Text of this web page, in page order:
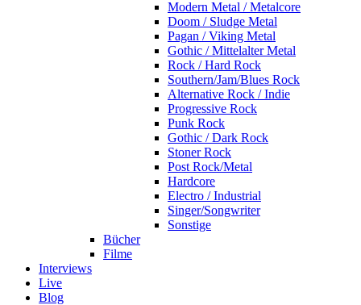
Modern Metal / Metalcore
Doom / Sludge Metal
Pagan / Viking Metal
Gothic / Mittelalter Metal
Rock / Hard Rock
Southern/Jam/Blues Rock
Alternative Rock / Indie
Progressive Rock
Punk Rock
Gothic / Dark Rock
Stoner Rock
Post Rock/Metal
Hardcore
Electro / Industrial
Singer/Songwriter
Sonstige
Bücher
Filme
Interviews
Live
Blog